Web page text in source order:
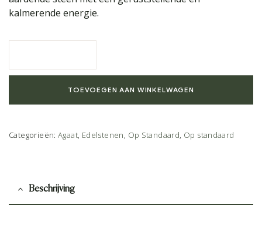
kalmerende energie.
TOEVOEGEN AAN WINKELWAGEN
Categorieën:Agaat, Edelstenen, Op Standaard, Op standaard
Beschrijving